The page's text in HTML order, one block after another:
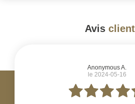
Avis
Anonymous A.
le 2024-05-16